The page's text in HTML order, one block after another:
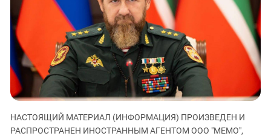
ЗАСТАВЛЯЕТ
КАВКАЗ ЗА ПАЛЕСТИНУ
ИНАКОМЫСЛИЕ В ЧЕЧНЕ
ПРЕСЛЕДОВАНИЕ АКТИВИСТОВ
МОБИЛИЗАЦИЯ И ПРОТЕСТЫ
Дагестан
Ингушетия
Кабардино-Балкария
Калмыкия
Карачаево-Черкесия
Краснодарский край
Нагорный Карабах
НАСТОЯЩИЙ МАТЕРИАЛ (ИНФОРМАЦИЯ) ПРОИЗВЕДЕН И
РАСПРОСТРАНЕН ИНОСТРАННЫМ АГЕНТОМ ООО "МЕМО",